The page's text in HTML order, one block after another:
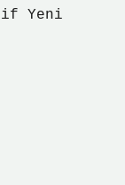
Yeni